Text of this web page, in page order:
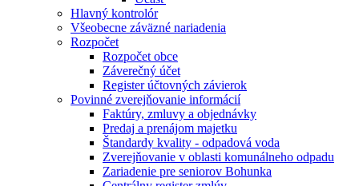
Hlavný kontrolór
Všeobecne záväzné nariadenia
Rozpočet
Rozpočet obce
Záverečný účet
Register účtovných závierok
Povinné zverejňovanie informácií
Faktúry, zmluvy a objednávky
Predaj a prenájom majetku
Štandardy kvality - odpadová voda
Zverejňovanie v oblasti komunálneho odpadu
Zariadenie pre seniorov Bohunka